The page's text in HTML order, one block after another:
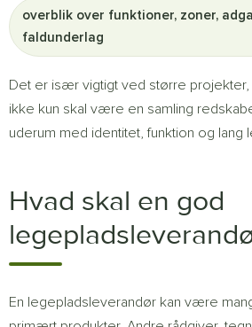
overblik over funktioner, zoner,
faldunderlag
Det er især vigtigt ved større
ikke kun skal være en samling
uderum med identitet, funktion og lang
Hvad skal en god
En legepladsleverandør kan være